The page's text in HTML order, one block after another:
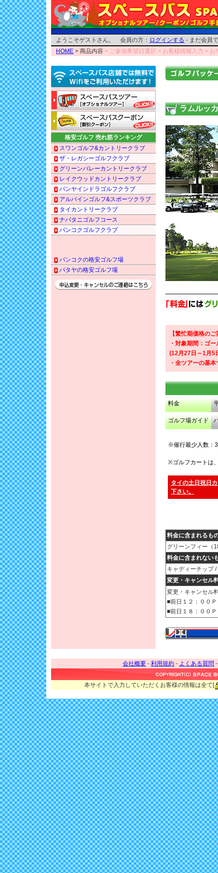
ようこそゲストさん。 会員の方： ログインする - まだ会員
HOME > 商品内容 > ご参加希望日選択 > お客様情報入力 > お
格安ゴルフ 売れ筋ランキング
スワンゴルフ&カントリークラブ
ザ・レガシーゴルフクラブ
グリーンバレーカントリークラブ
レイクウッドカントリークラブ
パンヤインドラゴルフクラブ
アルパインゴルフ&スポーツクラブ
タイカントリークラブ
ナバタニゴルフコース
バンコクゴルフクラブ
バンコクの格安ゴルフ場
パタヤの格安ゴルフ場
ラムルッ
【繁忙期価格の
・対象期間：ゴ
(12月27日～1月5
・全ツアーの基
料金
ゴルフ場ガイド
※催行最少人数：
※ゴルフカートは
タイの土日祝日
下さい。
料金に含まれるも
グリーンフィー（
料金に含まれない
キャディーチップ
変更・キャンセル
変更・キャンセル
■前日１２：００
■前日１８：００
会社概要 - 利用規約 - よくある質問
本サイトで入力していただくお客様の情報は全て[